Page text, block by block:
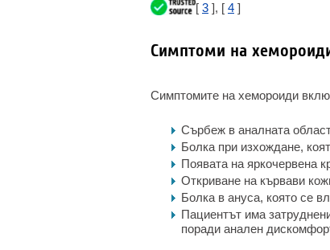
[ 3 ], [ 4 ]
Симптоми на
Симптомите на хемороиди
Сърбеж в аналната
Болка при изхождане,
Появата на яркочервена
Откриване на кървави
Болка в ануса, която се
Пациентът има
поради анален